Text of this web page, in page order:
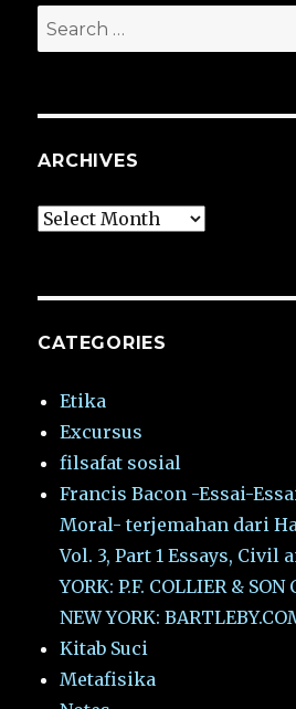
Search
for:
ARCHIVES
Archives
CATEGORIES
Etika
Excursus
filsafat sosial
Francis Bacon -Essai-
Moral- terjemahan dari
Vol. 3, Part 1 Essays, Civil
YORK: P.F. COLLIER & SON
NEW YORK:
Kitab Suci
Metafisika